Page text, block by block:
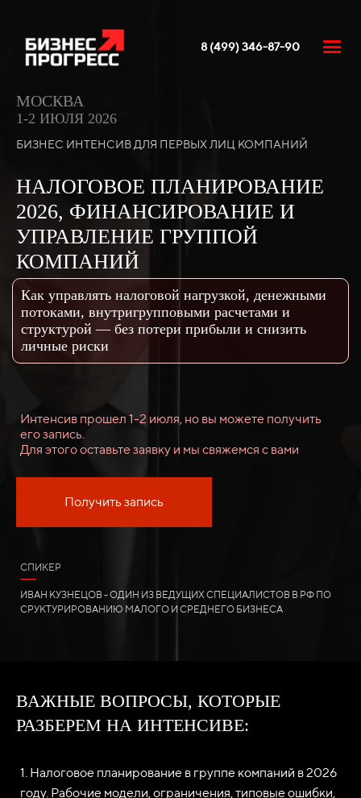
8 (499) 346-87-90
МОСКВА
1-2 ИЮЛЯ 2026
БИЗНЕС ИНТЕНСИВ ДЛЯ ПЕРВЫХ ЛИЦ КОМПАНИЙ
НАЛОГОВОЕ ПЛАНИРОВАНИЕ
2026, ФИНАНСИРОВАНИЕ И
УПРАВЛЕНИЕ ГРУППОЙ
КОМПАНИЙ
Как управлять налоговой нагрузкой, денежными
потоками, внутригрупповыми расчетами и
структурой — без потери прибыли и снизить
личные риски
Интенсив прошел 1-2 июля, но вы можете получить
его запись.
Для этого оставьте заявку и мы свяжемся с вами
Получить запись
СПИКЕР
ИВАН КУЗНЕЦОВ - ОДИН ИЗ ВЕДУЩИХ СПЕЦИАЛИСТОВ В РФ ПО
СРУКТУРИРОВАНИЮ МАЛОГО И СРЕДНЕГО БИЗНЕСА
ВАЖНЫЕ ВОПРОСЫ, КОТОРЫЕ
РАЗБЕРЕМ НА ИНТЕНСИВЕ:
1. Налоговое планирование в группе компаний в 2026
году. Рабочие модели, ограничения, типовые ошибки,